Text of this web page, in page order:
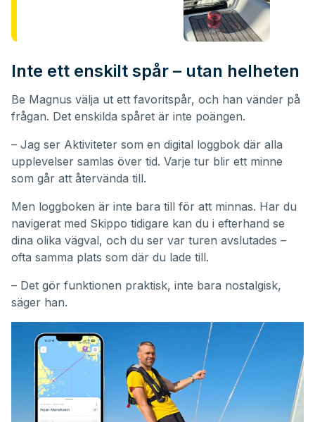
Inte ett enskilt spår – utan helheten
Be Magnus välja ut ett favoritspår, och han vänder på
frågan. Det enskilda spåret är inte poängen.
– Jag ser Aktiviteter som en digital loggbok där alla
upplevelser samlas över tid. Varje tur blir ett minne
som går att återvända till.
Men loggboken är inte bara till för att minnas. Har du
navigerat med Skippo tidigare kan du i efterhand se
dina olika vägval, och du ser var turen avslutades –
ofta samma plats som där du lade till.
– Det gör funktionen praktisk, inte bara nostalgisk,
säger han.